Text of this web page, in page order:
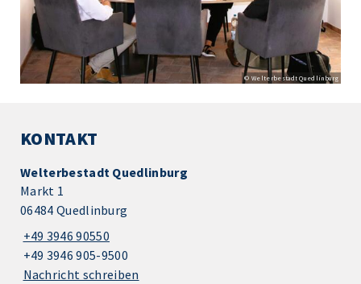
© Welterbestadt Quedlinburg
KONTAKT
Welterbestadt Quedlinburg
Markt 1
06484 Quedlinburg
+49 3946 90550
+49 3946 905-9500
Nachricht schreiben